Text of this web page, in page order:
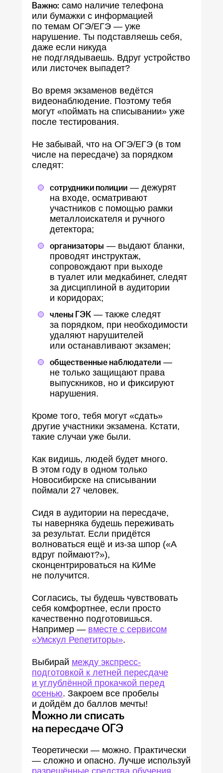
Важно: cамо наличие телефона
или бумажки с информацией
по темам ОГЭ/ЕГЭ — уже
нарушение. Ты подставляешь себя,
даже если никуда
не подглядываешь. Вдруг устройство
или листочек выпадет?
Во время экзаменов ведётся
видеонаблюдение. Поэтому тебя
могут «поймать на списывании» уже
после тестирования.
Не забывай, что на ОГЭ/ЕГЭ (в том
числе на пересдаче) за порядком
следят:
сотрудники полиции — дежурят
на входе, осматривают
участников с помощью рамки
металлоискателя и ручного
детектора;
организаторы — выдают бланки,
проводят инструктаж,
сопровождают при выходе
в туалет или медкабинет, следят
за дисциплиной в аудитории
и коридорах;
члены ГЭК — также следят
за порядком, при необходимости
удаляют нарушителей
или останавливают экзамен;
общественные наблюдатели —
не только защищают права
выпускников, но и фиксируют
нарушения.
Кроме того, тебя могут «сдать»
другие участники экзамена. Кстати,
такие случаи уже были.
Как видишь, людей будет много.
В этом году в одном только
Новосибирске на списывании
поймали 27 человек.
Сидя в аудитории на пересдаче,
ты наверняка будешь переживать
за результат. Если придётся
волноваться ещё и из-за шпор («А
вдруг поймают?»),
сконцентрироваться на КИМе
не получится.
Согласись, ты будешь чувствовать
себя комфортнее, если просто
качественно подготовишься.
Например — вместе с сервисом
«Умскул Репетиторы».
Выбирай между экспресс-
подготовкой к летней пересдаче
и углублённой прокачкой перед
осенью. Закроем все пробелы
и дойдём до баллов мечты!
Можно ли списать
на пересдаче ОГЭ
Теоретически — можно. Практически
— сложно и опасно. Лучше используй
разрешённые средства обучения